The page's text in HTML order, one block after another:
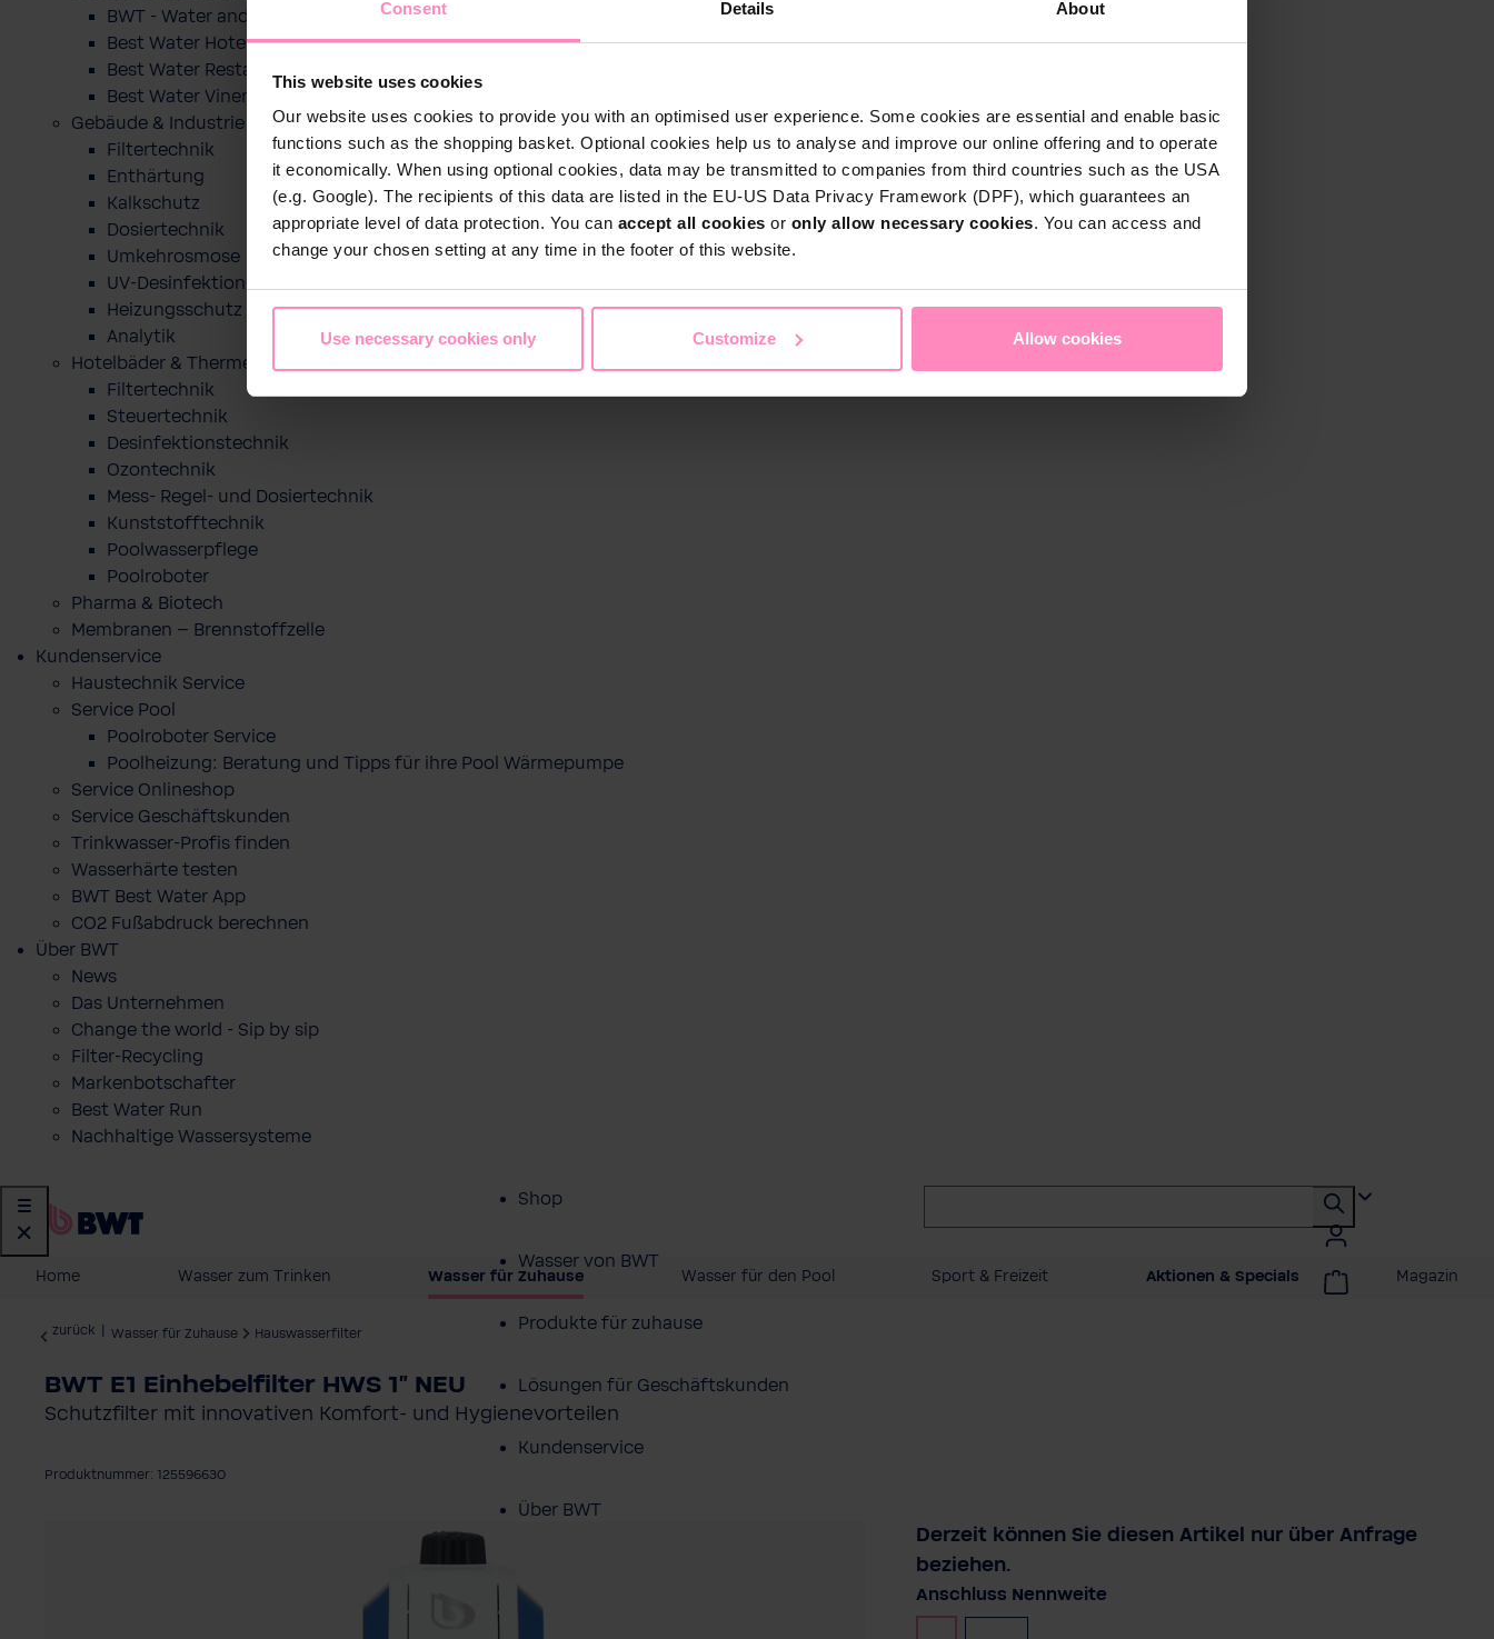
Consent Details About
This website uses cookies
Our website uses cookies to provide you with an optimised user experience. Some cookies are essential and enable basic
functions such as the shopping basket. Optional cookies help us to analyse and improve our online offering and to operate
it economically. When using optional cookies, data may be transmitted to companies from third countries such as the USA
(e.g. Google). The recipients of this data are listed in the EU-US Data Privacy Framework (DPF), which guarantees an
appropriate level of data protection. You can accept all cookies or only allow necessary cookies. You can access and
change your chosen setting at any time in the footer of this website.
Use necessary cookies only Customize Allow cookies
BWT - Water and more
Best Water Hotel
Best Water Restaurant
Best Water Vinery
Gebäude & Industrie
Filtertechnik
Enthärtung
Kalkschutz
Dosiertechnik
Umkehrosmose
UV-Desinfektion
Heizungsschutz
Analytik
Hotelbäder & Thermen
Filtertechnik
Steuertechnik
Desinfektionstechnik
Ozontechnik
Mess- Regel- und Dosiertechnik
Kunststofftechnik
Poolwasserpflege
Poolroboter
Pharma & Biotech
Membranen – Brennstoffzelle
Kundenservice
Haustechnik Service
Service Pool
Poolroboter Service
Poolheizung: Beratung und Tipps für ihre Pool Wärmepumpe
Service Onlineshop
Service Geschäftskunden
Trinkwasser-Profis finden
Wasserhärte testen
BWT Best Water App
CO2 Fußabdruck berechnen
Über BWT
News
Das Unternehmen
Change the world - Sip by sip
Filter-Recycling
Markenbotschafter
Best Water Run
Nachhaltige Wassersysteme
Shop
Wasser von BWT
Produkte für zuhause
Lösungen für Geschäftskunden
Kundenservice
Über BWT
Home Wasser zum Trinken Wasser für Zuhause Wasser für den Pool Sport & Freizeit Aktionen & Specials Magazin
zurück Wasser für Zuhause Hauswasserfilter
BWT E1 Einhebelfilter HWS 1" NEU
Schutzfilter mit innovativen Komfort-​ und Hygienevorteilen
Produktnummer: 125596630
Derzeit können Sie diesen Artikel nur über Anfrage
beziehen.
Anschluss Nennweite